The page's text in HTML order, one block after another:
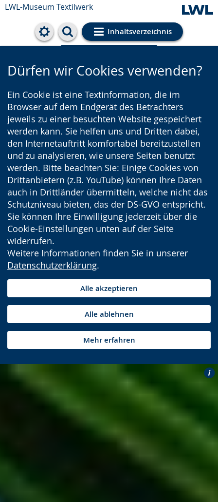
LWL-Museum Textilwerk
Inhaltsverzeichnis
Cookie-Einstellungen
Dürfen wir Cookies verwenden?
Ein Cookie ist eine Textinformation, die im
Browser auf dem Endgerät des Betrachters
jeweils zu einer besuchten Website gespeichert
werden kann. Sie helfen uns und Dritten dabei,
den Internetauftritt komfortabel bereitzustellen
und zu analysieren, wie unsere Seiten benutzt
werden. Bitte beachten Sie: Einige Cookies von
Drittanbietern (z.B. YouTube) können Ihre Daten
auch in Drittländer übermitteln, welche nicht das
Schutzniveau bieten, das der DS-GVO entspricht.
Sie können Ihre Einwilligung jederzeit über die
Cookie-Einstellungen unten auf der Seite
widerrufen.
Weitere Informationen finden Sie in unserer
Datenschutzerklärung.
Alle akzeptieren
Alle ablehnen
Mehr erfahren